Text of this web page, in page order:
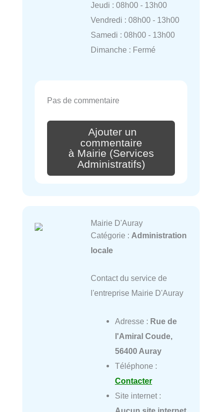
Jeudi : 08h00 - 13h00
Vendredi : 08h00 - 13h00
Samedi : 08h00 - 13h00
Dimanche : Fermé
Pas de commentaire
Ajouter un
commentaire
à Mairie (Services
Administratifs)
Mairie D'Auray
Catégorie : Administration
locale
Contact du service de
l'entreprise Mairie D'Auray
Adresse : Rue de
l'Amiral Coude,
56400 Auray
Téléphone :
Contacter
Site internet :